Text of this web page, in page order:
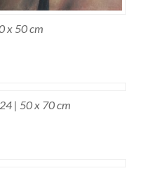
x 50 cm
| 50 x 70 cm